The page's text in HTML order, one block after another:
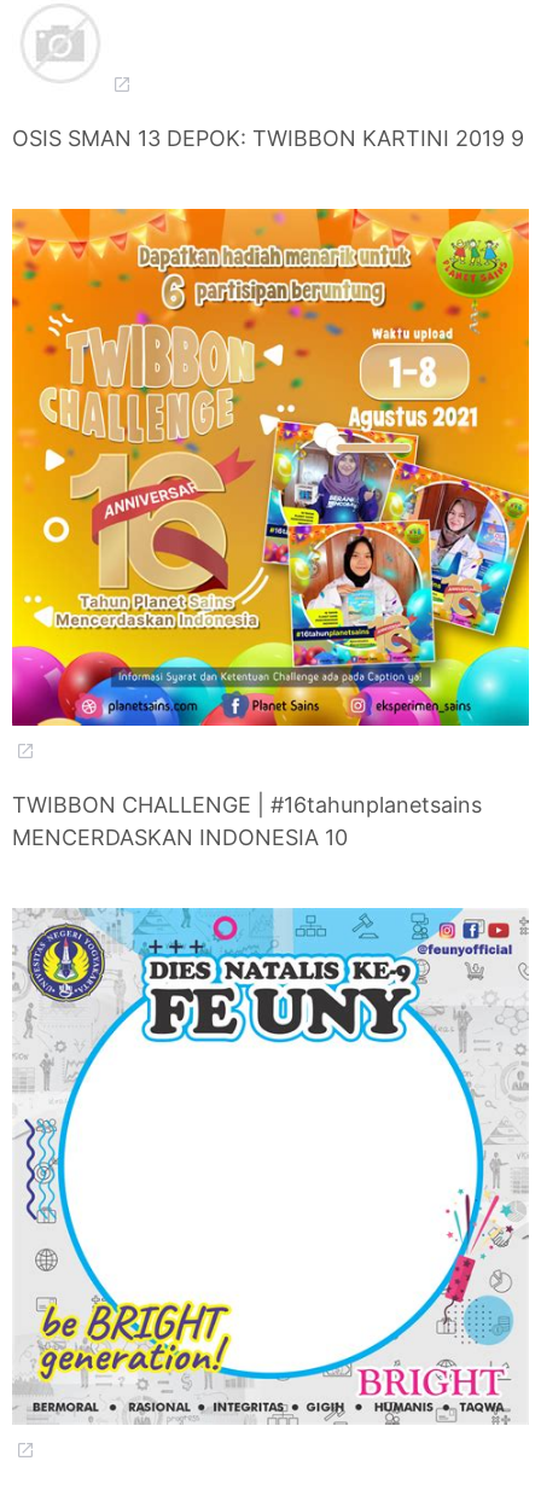
OSIS SMAN 13 DEPOK: TWIBBON KARTINI 2019 9
TWIBBON CHALLENGE | #16tahunplanetsains
MENCERDASKAN INDONESIA 10